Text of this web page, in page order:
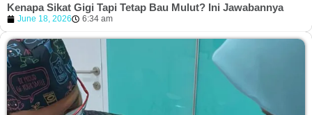
Kenapa Sikat Gigi Tapi Tetap Bau Mulut? Ini Jawabannya
June 18, 2026 6:34 am